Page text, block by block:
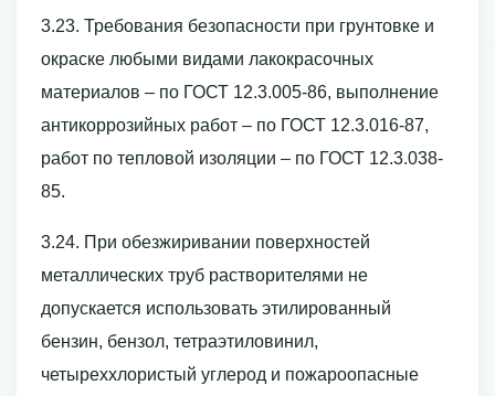
3.23. Требования безопасности при грунтовке и
окраске любыми видами лакокрасочных
материалов – по ГОСТ 12.3.005-86, выполнение
антикоррозийных работ – по ГОСТ 12.3.016-87,
работ по тепловой изоляции – по ГОСТ 12.3.038-
85.
3.24. При обезжиривании поверхностей
металлических труб растворителями не
допускается использовать этилированный
бензин, бензол, тетраэтиловинил,
четыреххлористый углерод и пожароопасные